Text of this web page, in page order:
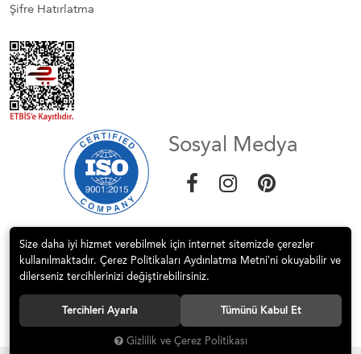
Şifre Hatırlatma
Sosyal Medya
© 2017 STEP MİMARLIK İNŞ. DEK HİZM.SAN.VE TİC.LTD.ŞTİ Tüm
Size daha iyi hizmet verebilmek için internet sitemizde çerezler
kullanılmaktadır. Çerez Politikaları Aydınlatma Metni’ni okuyabilir ve
dilerseniz tercihlerinizi değiştirebilirsiniz.
Tercihleri Ayarla Tümünü Kabul Et
Gizlilik ve Çerez Politikası